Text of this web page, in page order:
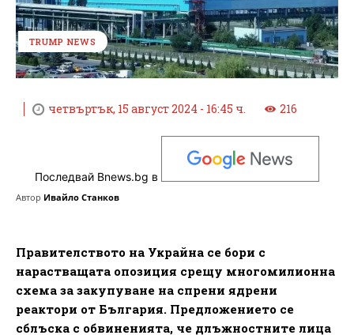
TRUMP NEWS
четвъртък, 15 август 2024 - 16:45 ч. 216
Последвай Bnews.bg в
Автор Ивайло Станков
Правителството на Украйна се бори с
нарастващата опозиция срещу многомилионна
схема за закупуване на спрени ядрени
реактори от България. Предложението се
сблъска с обвиненията, че длъжностните лица